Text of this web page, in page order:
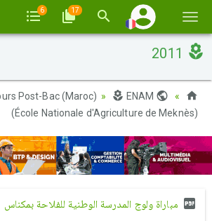
la
6 17
Post-Bac (Maroc)
ENAM
(École Nationale d'Agriculture de Meknès)
مباراة ولوج المدرسة الوطنية للفلاحة بمكناس 2011 - الرياضيات